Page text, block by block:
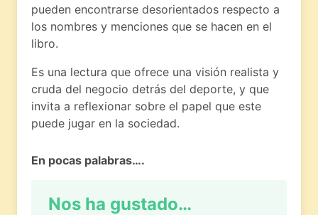
pueden encontrarse desorientados respecto a
los nombres y menciones que se hacen en el
libro.
Es una lectura que ofrece una visión realista y
cruda del negocio detrás del deporte, y que
invita a reflexionar sobre el papel que este
puede jugar en la sociedad.
En pocas palabras….
Nos ha gustado…